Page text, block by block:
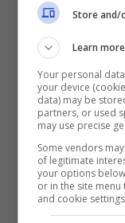
BONUS
Fino a
Per i nuovi
Bonus
Store and/
Learn more
Your personal
your device
data) may be
partners, or used
may use precise
Some vendors
of legitimate
your options
or in the site
and cookie